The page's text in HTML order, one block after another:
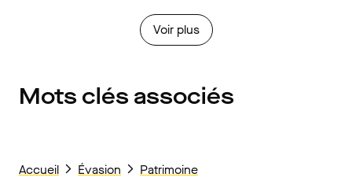
Voir plus
Mots clés associés
Accueil Évasion Patrimoine